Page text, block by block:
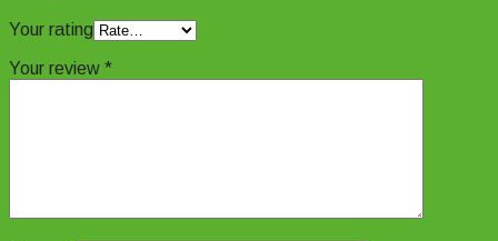
Your rating
Your review *